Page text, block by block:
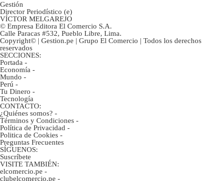
Gestión
Director Periodístico (e)
VÍCTOR MELGAREJO
© Empresa Editora El Comercio S.A.
Calle Paracas #532, Pueblo Libre, Lima.
Copyright© | Gestion.pe | Grupo El Comercio | Todos los derechos
reservados
SECCIONES:
Portada -
Economía -
Mundo -
Perú -
Tu Dinero -
Tecnología
CONTACTO:
¿Quiénes somos? -
Términos y Condiciones -
Política de Privacidad -
Politica de Cookies -
Preguntas Frecuentes
SÍGUENOS:
Suscríbete
VISITE TAMBIÉN:
elcomercio.pe -
clubelcomercio.pe -